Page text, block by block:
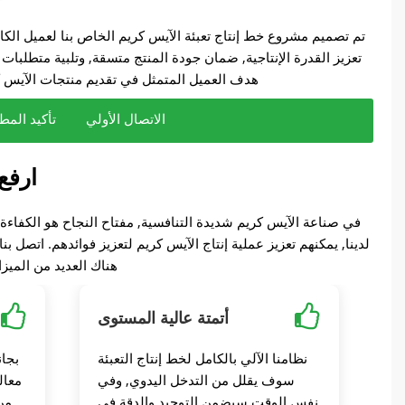
تم تصميم مشروع خط إنتاج تعبئة الآيس كريم الخاص بنا لعميل
تعزيز القدرة الإنتاجية, ضمان جودة المنتج متسقة, وتلبية
هدف العميل المتمثل في تقديم منتجات الآيس
الاتصال الأولي تأكيد
فهمنا مطلبه
بعد التعرف على متطلبات هذا العميل الكاميروني, أوصينا
الشيخوخة, الفريزر المستمر, وآلة التعبئة. ثم قمنا
الإنتاج بأكمله. بعد ذلك,
في العملية برمتها, استجاب فريق المشروع لدينا على الفور,
لقد قدمنا ​​نظرة شاملة عن ميزات وفوائد خط إنتاج تعبئة
في ديسمبر, من خلال الجهود المستمرة لفريق المبيعات
من ذلك, كما قدمنا ​​رسائل دعوة للعملاء لترتيب الإقامة
ضيافتنا, الاحتراف, وقوة منشأة شركتنا. بعد الزيارة
بعد استلام الوديعة من العميل الكاميروني, قام
في صناعة الآيس كريم شديدة التنافسية, مفتاح النجاح هو
لدينا, يمكنهم تعزيز عملية إنتاج الآيس كريم لتعزيز فوائدهم.
هناك العديد من
أتمتة عالية المستوى
نظامنا الآلي بالكامل لخط إنتاج التعبئة
سوف يقلل من التدخل اليدوي, وفي
نفس الوقت سيضمن التوحيد والدقة في